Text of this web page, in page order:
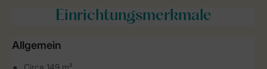
Einrichtungsmerkmale
Allgemein
Circa 149 m²